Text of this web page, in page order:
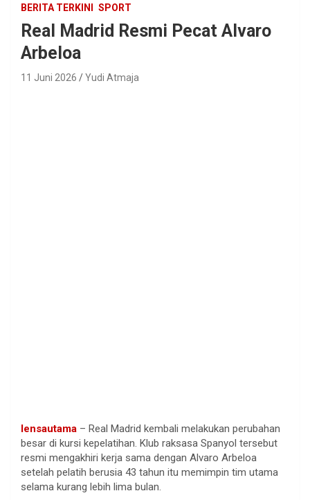
BERITA TERKINI SPORT
Real Madrid Resmi Pecat Alvaro
Arbeloa
11 Juni 2026 Yudi Atmaja
lensautama – Real Madrid kembali melakukan perubahan
besar di kursi kepelatihan. Klub raksasa Spanyol tersebut
resmi mengakhiri kerja sama dengan Alvaro Arbeloa
setelah pelatih berusia 43 tahun itu memimpin tim utama
selama kurang lebih lima bulan.